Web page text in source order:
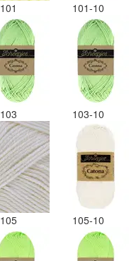
101 101-10
103 103-10
105 105-10